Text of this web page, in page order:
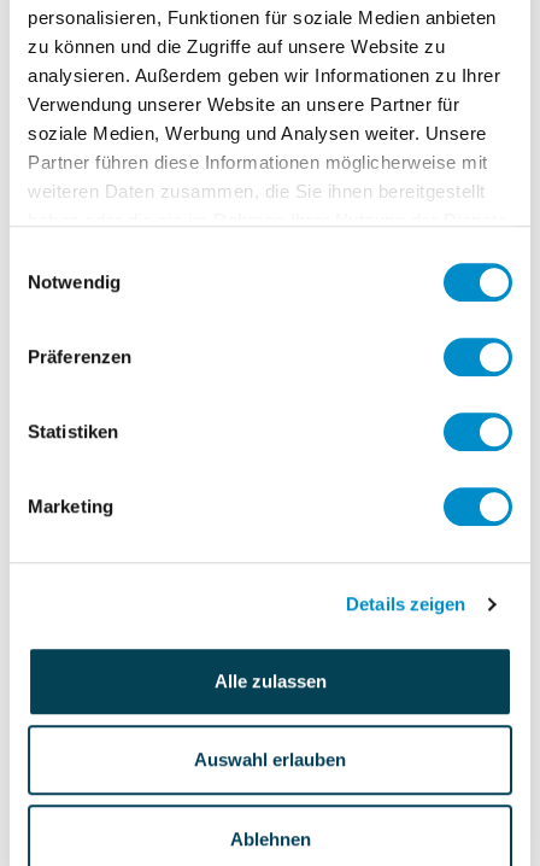
personalisieren, Funktionen für soziale Medien anbieten
zu können und die Zugriffe auf unsere Website zu
analysieren. Außerdem geben wir Informationen zu Ihrer
Verwendung unserer Website an unsere Partner für
soziale Medien, Werbung und Analysen weiter. Unsere
Partner führen diese Informationen möglicherweise mit
weiteren Daten zusammen, die Sie ihnen bereitgestellt
Notwendig
Präferenzen
Statistiken
Marketing
Details zeigen
Alle zulassen
Auswahl erlauben
Ablehnen
21 November 2016⏐ Lesedauer: 2 Min
Bedeutung des Interim Management in der
Automotive- Branche
Mehr erfahren
10 November 2016 ⏐ Lesedauer: 5 Min
Scheinselbstständigkeit im Interim
Mehr erfahren